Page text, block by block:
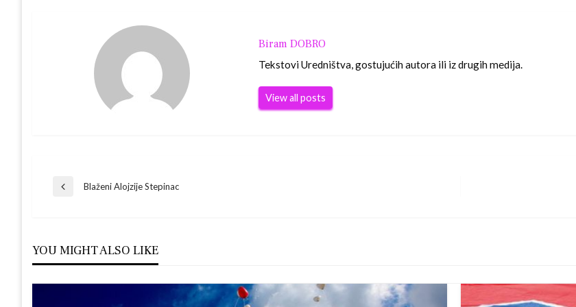
Biram DOBRO
Tekstovi Uredništva, gostujućih autora ili iz drugih medija.
View all posts
Navigacija
Previous
Blaženi Alojzije Stepinac
YOU MIGHT ALSO LIKE